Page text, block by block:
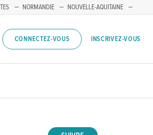
NORMANDIE
NOUVELLE-AQUITAINE
CONNECTEZ-VOUS INSCRIVEZ-VOUS